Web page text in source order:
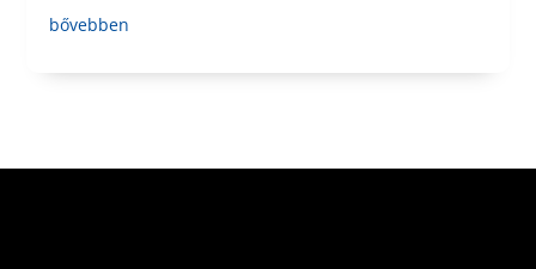
bővebben